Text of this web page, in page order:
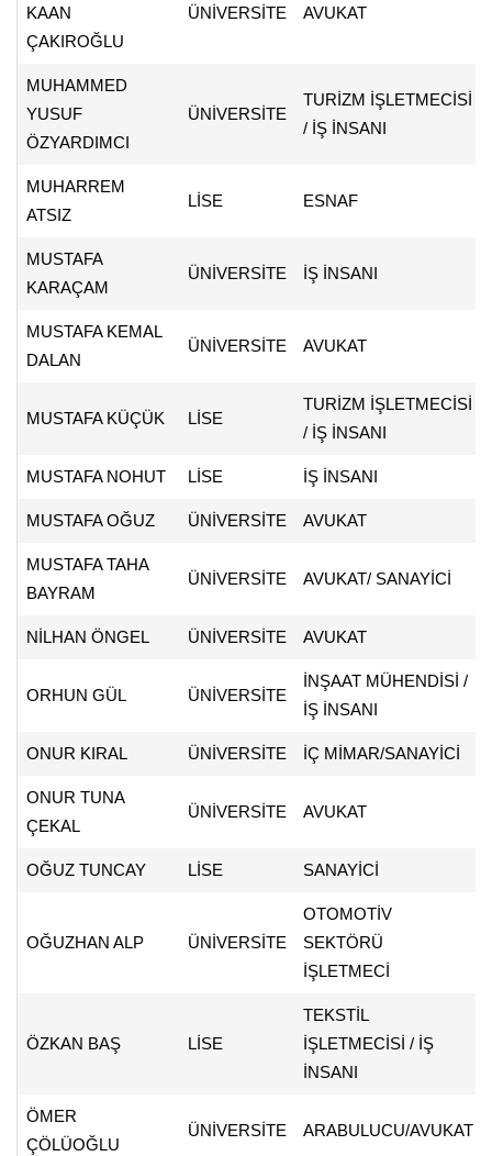
KAAN
ÇAKIROĞLU
ÜNİVERSİTE AVUKAT
MUHAMMED
YUSUF
ÖZYARDIMCI
ÜNİVERSİTE
TURİZM İŞLETMECİSİ
/ İŞ İNSANI
MUHARREM
ATSIZ
LİSE ESNAF
MUSTAFA
KARAÇAM
ÜNİVERSİTE İŞ İNSANI
MUSTAFA KEMAL
DALAN
ÜNİVERSİTE AVUKAT
MUSTAFA KÜÇÜK LİSE
TURİZM İŞLETMECİSİ
/ İŞ İNSANI
MUSTAFA NOHUT LİSE İŞ İNSANI
MUSTAFA OĞUZ ÜNİVERSİTE AVUKAT
MUSTAFA TAHA
BAYRAM
ÜNİVERSİTE AVUKAT/ SANAYİCİ
NİLHAN ÖNGEL ÜNİVERSİTE AVUKAT
ORHUN GÜL ÜNİVERSİTE
İNŞAAT MÜHENDİSİ /
İŞ İNSANI
ONUR KIRAL ÜNİVERSİTE İÇ MİMAR/SANAYİCİ
ONUR TUNA
ÇEKAL
ÜNİVERSİTE AVUKAT
OĞUZ TUNCAY LİSE SANAYİCİ
OĞUZHAN ALP ÜNİVERSİTE
OTOMOTİV
SEKTÖRÜ
İŞLETMECİ
ÖZKAN BAŞ LİSE
TEKSTİL
İŞLETMECİSİ / İŞ
İNSANI
ÖMER
ÇÖLÜOĞLU
ÜNİVERSİTE ARABULUCU/AVUKAT